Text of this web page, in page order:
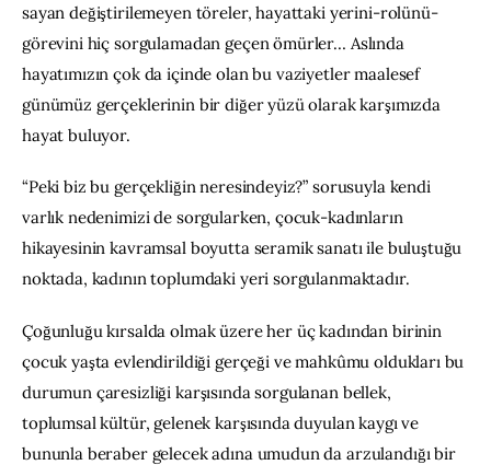
sayan değiştirilemeyen töreler, hayattaki yerini-rolünü-
görevini hiç sorgulamadan geçen ömürler… Aslında
hayatımızın çok da içinde olan bu vaziyetler maalesef
günümüz gerçeklerinin bir diğer yüzü olarak karşımızda
hayat buluyor.
“Peki biz bu gerçekliğin neresindeyiz?” sorusuyla kendi
varlık nedenimizi de sorgularken, çocuk-kadınların
hikayesinin kavramsal boyutta seramik sanatı ile buluştuğu
noktada, kadının toplumdaki yeri sorgulanmaktadır.
Çoğunluğu kırsalda olmak üzere her üç kadından birinin
çocuk yaşta evlendirildiği gerçeği ve mahkûmu oldukları bu
durumun çaresizliği karşısında sorgulanan bellek,
toplumsal kültür, gelenek karşısında duyulan kaygı ve
bununla beraber gelecek adına umudun da arzulandığı bir